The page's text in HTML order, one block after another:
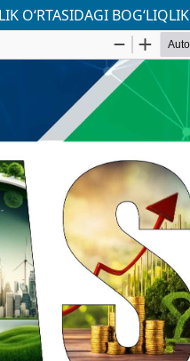
O‘RTASIDAGI BOG‘LIQLIK